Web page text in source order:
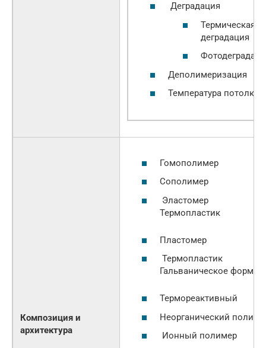
Деградация
Термическая
деградация
Деполимеризация
Температура потолка
Композиция и
архитектура
Гомополимер
Сополимер
Эластомер
Термопластик
Пластомер
Термопластик
Гальваническое
Термореактивный
Неорганический
Ионный полимер